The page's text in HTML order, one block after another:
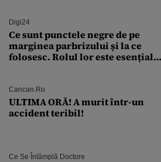
Digi24
Ce sunt punctele negre de pe
marginea parbrizului și la ce
folosesc. Rolul lor este esențial
Cancan.ro
ULTIMA ORĂ! A murit într-un
accident teribil!
Ce Se Întâmplă Doctore